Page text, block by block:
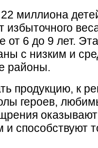
миллиона
от 6 до 9 лет.
с низким и
районы.
продукцию, к
героев,
способствуют